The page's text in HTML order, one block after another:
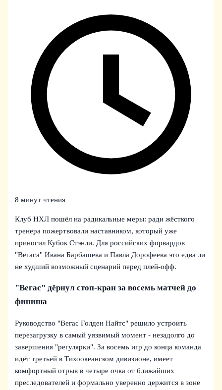
8 минут чтения
Клуб НХЛ пошёл на радикальные меры: ради жёсткого
тренера пожертвовали наставником, который уже
приносил Кубок Стэнли. Для российских форвардов
"Вегаса" Ивана Барбашева и Павла Дорофеева это едва ли
не худший возможный сценарий перед плей-офф.
"Вегас" дёрнул стоп-кран за восемь матчей до
финиша
Руководство "Вегас Голден Найтс" решило устроить
перезагрузку в самый уязвимый момент - незадолго до
завершения "регулярки". За восемь игр до конца команда
идёт третьей в Тихоокеанском дивизионе, имеет
комфортный отрыв в четыре очка от ближайших
преследователей и формально уверенно держится в зоне